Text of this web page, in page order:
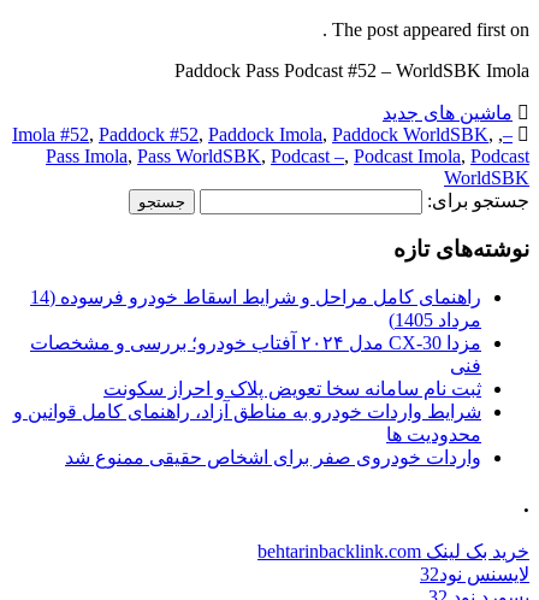
The post appeared first on .
Paddock Pass Podcast #52 – WorldSBK Imola
ماشین های جدید
–
,
Imola #52, Paddock #52, Paddock Imola, Paddock WorldSBK,
Pass Imola, Pass WorldSBK, Podcast –, Podcast Imola, Podcast
WorldSBK
جستجو برای:
نوشته‌های تازه
راهنمای کامل مراحل و شرایط اسقاط خودرو فرسوده (14
مرداد 1405)
مزدا CX-30 مدل ۲۰۲۴ آفتاب خودرو؛ بررسی و مشخصات
فنی
ثبت نام سامانه سخا تعویض پلاک و احراز سکونت
شرایط واردات خودرو به مناطق آزاد، راهنمای کامل قوانین و
محدودیت ها
واردات خودروی صفر برای اشخاص حقیقی ممنوع شد
.
خرید بک لینک behtarinbacklink.com
لایسنس نود32